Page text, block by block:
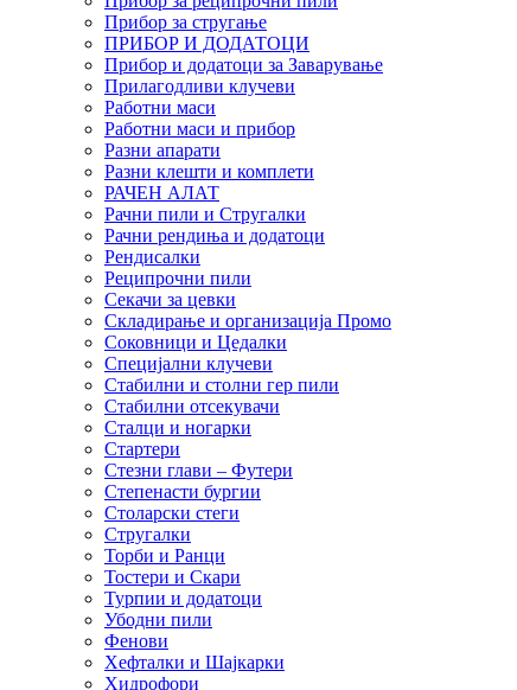
Прибор за стругање
ПРИБОР И ДОДАТОЦИ
Прибор и додатоци за Заварување
Прилагодливи клучеви
Работни маси
Работни маси и прибор
Разни апарати
Разни клешти и комплети
РАЧЕН АЛАТ
Рачни пили и Стругалки
Рачни рендиња и додатоци
Рендисалки
Реципрочни пили
Секачи за цевки
Складирање и организација Промо
Соковници и Цедалки
Специјални клучеви
Стабилни и столни гер пили
Стабилни отсекувачи
Сталци и ногарки
Стартери
Стезни глави – Футери
Степенасти бургии
Столарски стеги
Стругалки
Торби и Ранци
Тостери и Скари
Турпии и додатоци
Убодни пили
Фенови
Хефталки и Шајкарки
Хидрофори